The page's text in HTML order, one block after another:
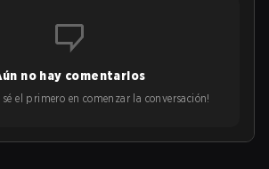
no hay comentarios
sé el primero en comenzar la conversación!